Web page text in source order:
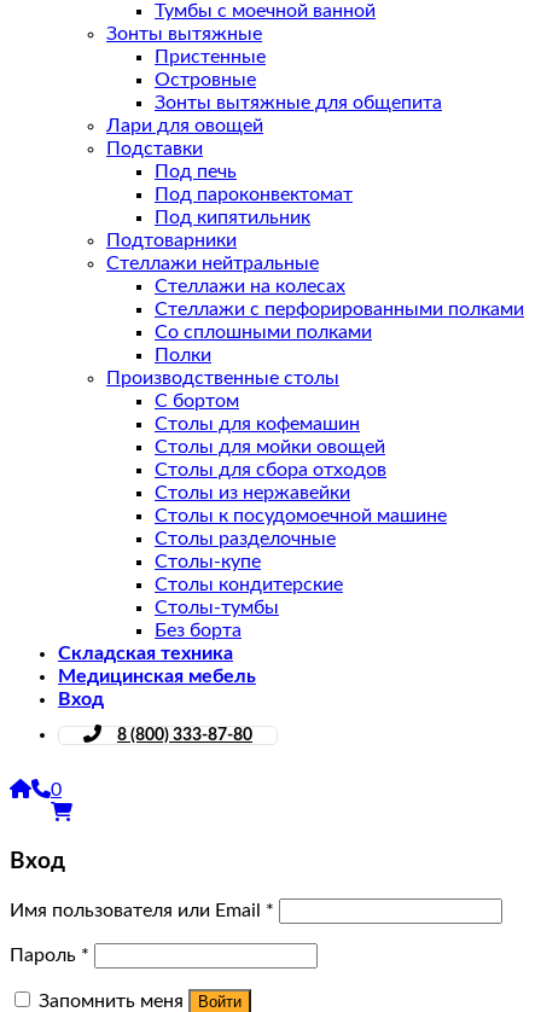
Тумбы с моечной ванной
Зонты вытяжные
Пристенные
Островные
Зонты вытяжные для общепита
Лари для овощей
Подставки
Под печь
Под пароконвектомат
Под кипятильник
Подтоварники
Стеллажи нейтральные
Стеллажи на колесах
Стеллажи с перфорированными полками
Со сплошными полками
Полки
Производственные столы
С бортом
Столы для кофемашин
Столы для мойки овощей
Столы для сбора отходов
Столы из нержавейки
Столы к посудомоечной машине
Столы разделочные
Столы-купе
Столы кондитерские
Столы-тумбы
Без борта
Складская техника
Медицинская мебель
Вход
8 (800) 333-87-80
0
Вход
Имя пользователя или Email *
Пароль *
Запомнить меня Войти